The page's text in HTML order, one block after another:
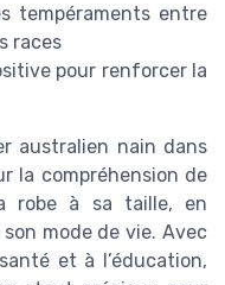
tempéraments entre
races
pour renforcer la
australien nain dans
la compréhension de
robe à sa taille, en
mode de vie. Avec
et à l’éducation,